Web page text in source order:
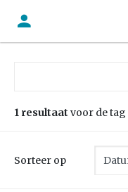
1 resultaat voor de tag
Sorteer op